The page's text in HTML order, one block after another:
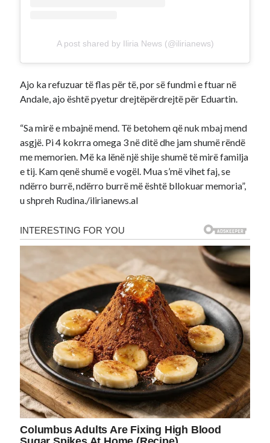
A post shared by Iliria News (@ilirianews)
Ajo ka refuzuar të flas për të, por së fundmi e ftuar në
Andale, ajo është pyetur drejtëpërdrejtë për Eduartin.
“Sa mirë e mbajnë mend. Të betohem që nuk mbaj mend
asgjë. Pi 4 kokrra omega 3 në ditë dhe jam shumë rëndë
me memorien. Më ka lënë një shije shumë të mirë familja
e tij. Kam qenë shumë e vogël. Mua s’më vihet faj, se
ndërro burrë, ndërro burrë më është bllokuar memoria”,
u shpreh Rudina./ilirianews.al